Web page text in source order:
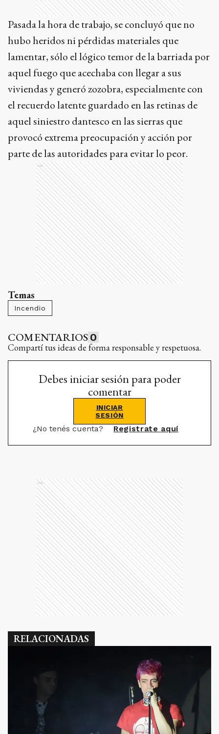
Pasada la hora de trabajo, se concluyó que no
hubo heridos ni pérdidas materiales que
lamentar, sólo el lógico temor de la barriada por
aquel fuego que acechaba con llegar a sus
viviendas y generó zozobra, especialmente con
el recuerdo latente guardado en las retinas de
aquel siniestro dantesco en las sierras que
provocó extrema preocupación y acción por
parte de las autoridades para evitar lo peor.
Ads
Temas
Incendio
COMENTARIOS 0
Compartí tus ideas de forma responsable y respetuosa.
Debes iniciar sesión para poder
comentar
INICIAR
SESIÓN
¿No tenés cuenta? Registrate aquí
Ads
RELACIONADAS